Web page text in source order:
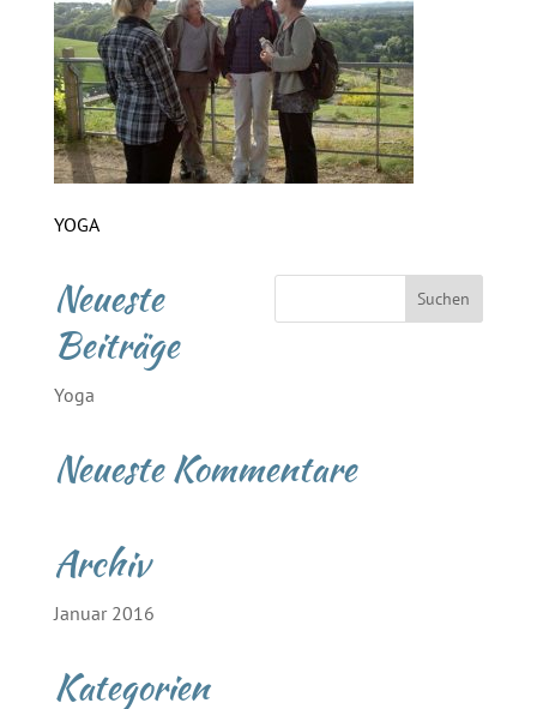
YOGA
Neueste
Beiträge
Yoga
Neueste Kommentare
Archiv
Januar 2016
Kategorien